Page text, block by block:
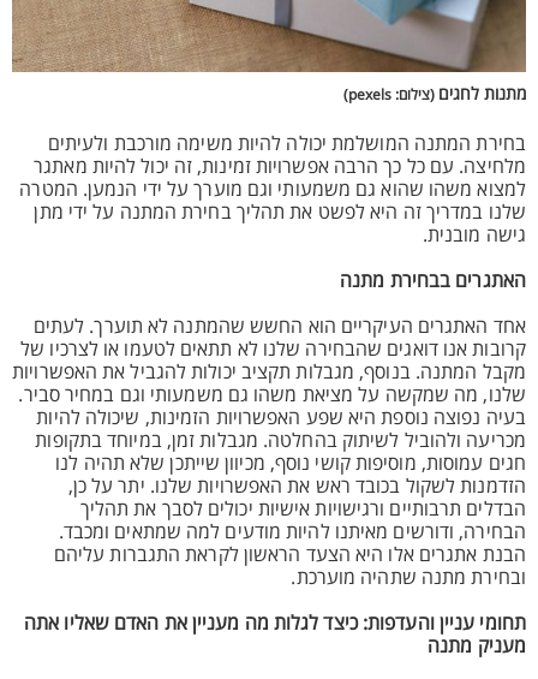
מתנות לחגים (צילום: pexels)
בחירת המתנה המושלמת יכולה להיות משימה מורכבת ולעיתים
מלחיצה. עם כל כך הרבה אפשרויות זמינות, זה יכול להיות מאתגר
למצוא משהו שהוא גם משמעותי וגם מוערך על ידי הנמען. המטרה
שלנו במדריך זה היא לפשט את תהליך בחירת המתנה על ידי מתן
גישה מובנית.
האתגרים בבחירת מתנה
אחד האתגרים העיקריים הוא החשש שהמתנה לא תוערך. לעתים
קרובות אנו דואגים שהבחירה שלנו לא תתאים לטעמו או לצרכיו של
מקבל המתנה. בנוסף, מגבלות תקציב יכולות להגביל את האפשרויות
שלנו, מה שמקשה על מציאת משהו גם משמעותי וגם במחיר סביר.
בעיה נפוצה נוספת היא שפע האפשרויות הזמינות, שיכולה להיות
מכריעה ולהוביל לשיתוק בהחלטה. מגבלות זמן, במיוחד בתקופות
חגים עמוסות, מוסיפות קושי נוסף, מכיוון שייתכן שלא תהיה לנו
הזדמנות לשקול בכובד ראש את האפשרויות שלנו. יתר על כן,
הבדלים תרבותיים ורגישויות אישיות יכולים לסבך את תהליך
הבחירה, ודורשים מאיתנו להיות מודעים למה שמתאים ומכבד.
הבנת אתגרים אלו היא הצעד הראשון לקראת התגברות עליהם
ובחירת מתנה שתהיה מוערכת.
תחומי עניין והעדפות: כיצד לגלות מה מעניין את האדם שאליו אתה
מעניק מתנה